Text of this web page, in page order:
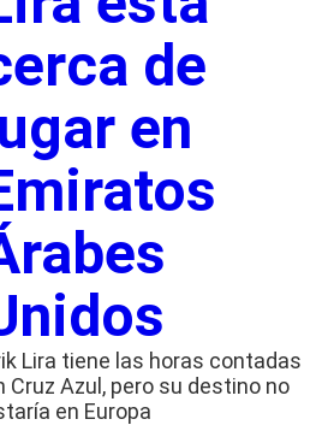
de
en
Lira tiene las horas contadas
Cruz Azul, pero su destino no
en Europa